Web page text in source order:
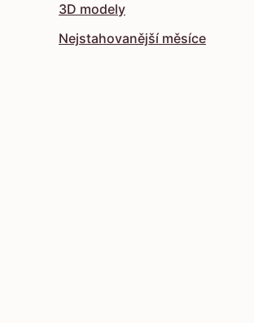
3D modely
Nejstahovanější měsíce